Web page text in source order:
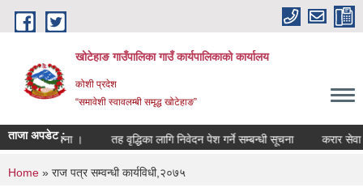
Skip to main content
खोटेहाङ गाउँपालिका गाउँ कार्यपालिकाको कार्यालय
कोशी प्रदेश
“समावेशी स्वावलम्बी समृद्ध खोटेहाङ”
ताजा अपडेट :
सूचना । तह वृद्धिका लागि निवेदन पेश गर्ने सम्बन्धी सूचना करार सेवा
You are here
Home » राज पत्र सम्वन्धी कार्यविधी,२०७५